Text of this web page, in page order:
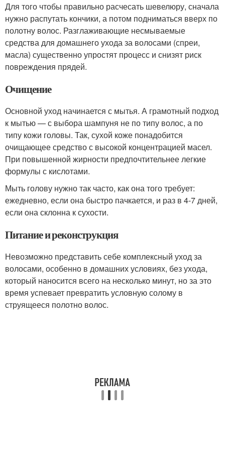
Для того чтобы правильно расчесать шевелюру, сначала
нужно распутать кончики, а потом подниматься вверх по
полотну волос. Разглаживающие несмываемые
средства для домашнего ухода за волосами (спреи,
масла) существенно упростят процесс и снизят риск
повреждения прядей.
Очищение
Основной уход начинается с мытья. А грамотный подход
к мытью — с выбора шампуня не по типу волос, а по
типу кожи головы. Так, сухой коже понадобится
очищающее средство с высокой концентрацией масел.
При повышенной жирности предпочтительнее легкие
формулы с кислотами.
Мыть голову нужно так часто, как она того требует:
ежедневно, если она быстро пачкается, и раз в 4-7 дней,
если она склонна к сухости.
Питание и реконструкция
Невозможно представить себе комплексный уход за
волосами, особенно в домашних условиях, без ухода,
который наносится всего на несколько минут, но за это
время успевает превратить условную солому в
струящееся полотно волос.